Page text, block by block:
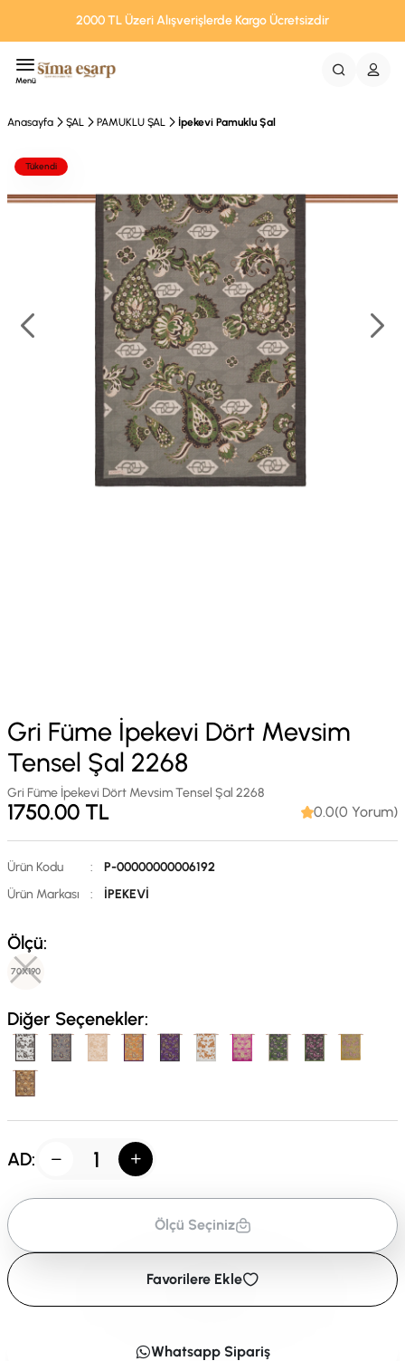
2000 TL Üzeri Alışverişlerde Kargo Ücretsizdir
Menü
Anasayfa ŞAL PAMUKLU ŞAL İpekevi Pamuklu Şal
Tükendi
Gri Füme İpekevi Dört Mevsim
Tensel Şal 2268
Gri Füme İpekevi Dört Mevsim Tensel Şal 2268
1750.00 TL 0.0(0 Yorum)
Ürün Kodu :
P-00000000006192
Ürün Markası
: İPEKEVİ
Ölçü:
70X190
Diğer Seçenekler:
AD:
Ölçü Seçiniz
Favorilere Ekle
Whatsapp Sipariş